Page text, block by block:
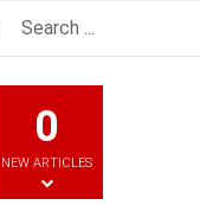
0
NEW ARTICLES